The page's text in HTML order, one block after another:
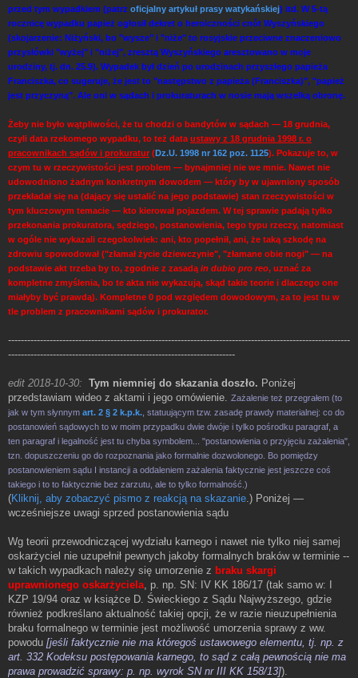
przed tym wypadkiem (patrz oficjalny artykuł prasy watykańskiej) itd. W 5-tą
rocznicę wypadku papież ogłosił dekret o heroiczności cnót Wyszyńskiego
(skojarzenie: Niżyński, bo "wysze" i "niże" to rosyjskie przeciwne znaczeniowo
przysłówki "wyżej" i "niżej", zresztą Wyszyńskiego aresztowano w moje
urodziny, tj. dn. 25.9). Wypadek był dzień po urodzinach przyszłego papieża
Franciszka, co sugeruje, że jest to "następstwo z papieża (Franciszka)", "papież
jest przyczyną". Ale oni w sądach i prokuraturach w nosie mają wszelką obronę.
Żeby nie było wątpliwości, że tu chodzi o bandytów w sądach — 18 grudnia,
czyli data rzekomego wypadku, to też data ustawy z 18 grudnia 1998 r. o
pracownikach sądów i prokuratur (Dz.U. 1998 nr 162 poz. 1125). Pokazuje to, w
czym tu w rzeczywistości jest problem — bynajmniej nie we mnie. Nawet nie
udowodniono żadnym konkretnym dowodem — który by w ujawniony sposób
przekładał się na (dający się ustalić na jego podstawie) stan rzeczywistości w
tym kluczowym temacie — kto kierował pojazdem. W tej sprawie padają tylko
przekonania prokuratora, sędziego, postanowienia, tego typu rzeczy, natomiast
w ogóle nie wykazali czegokolwiek: ani, kto popełnił, ani, że taką szkodę na
zdrowiu spowodował ("złamał życie dziewczynie", "złamane obie nogi" — na
podstawie akt trzeba by to, zgodnie z zasadą in dubio pro reo, uznać za
kompletne zmyślenia, bo te akta nie wykazują, skąd takie teorie i dlaczego one
miałyby być prawdą). Kompletne 0 pod względem dowodowym, za to jest tu w
tle problem z pracownikami sądów i prokurator.
-----------------------------------------------------------------------------------------------------------
-----------------------------------------------------------------------
edit 2018-10-30: Tym niemniej do skazania doszło. Poniżej
przedstawiam wideo z aktami i jego omówienie.
Zażalenie też przegrałem (to
jak w tym słynnym art. 2 § 2 k.p.k. , statuującym tzw. zasadę prawdy materialnej: co do
postanowień sądowych to w moim przypadku dwie dwóje i tylko pośrodku paragraf, a
ten paragraf i legalność jest tu chyba symbolem... "postanowienia o przyjęciu zażalenia",
tzn. dopuszczeniu go do rozpoznania jako formalnie dozwolonego. Bo pomiędzy
postanowieniem sądu I instancji a oddaleniem zażalenia faktycznie jest jeszcze coś
takiego i to to faktycznie bez zarzutu, ale to tylko formalność.)
(Kliknij, aby zobaczyć pismo z reakcją na skazanie .) Poniżej —
wcześniejsze uwagi sprzed postanowienia sądu
Wg teorii przewodniczącej wydziału karnego i nawet nie tylko niej samej
oskarżyciel nie uzupełnił pewnych jakoby formalnych braków w terminie --
w takich wypadkach należy się umorzenie z braku skargi
uprawnionego oskarżyciela , p. np. SN: IV KK 186/17 (tak samo w: I
KZP 19/94 oraz w książce D. Świeckiego z Sądu Najwyższego, gdzie
również podkreślano aktualność takiej opcji, że w razie nieuzupełnienia
braku formalnego w terminie jest możliwość umorzenia sprawy z ww.
powodu [jeśli faktycznie nie ma któregoś ustawowego elementu, tj. np. z
art. 332 Kodeksu postępowania karnego, to sąd z całą pewnością nie ma
prawa prowadzić sprawy: p. np. wyrok SN nr III KK 158/13]).